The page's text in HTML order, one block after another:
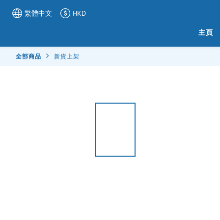
繁體中文 HKD
主頁
全部商品 新貨上架